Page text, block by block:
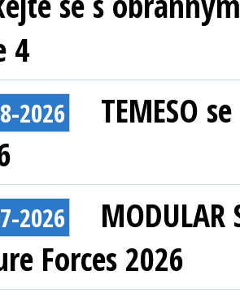
4
2026
TEMESO
2026
Forces 2026